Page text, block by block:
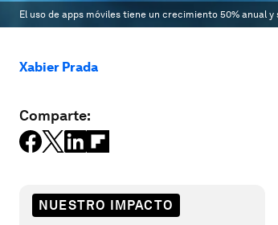
El uso de apps móviles tiene un crecimiento 50% anual
Xabier Prada
Comparte:
NUESTRO IMPACTO